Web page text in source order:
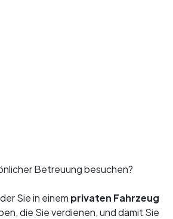
Betreuung besuchen?
der Sie in einem privaten Fahrzeug
die Sie verdienen, und damit Sie